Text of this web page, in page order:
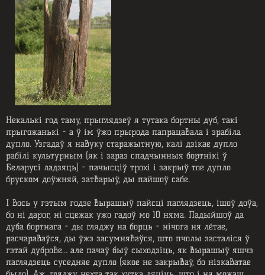
Некалькі год таму, прыглядзеў я тутака бортны дуб, такі
прыгожанькі - а ў ім ўжо прырода папрацавала і зрабіла
дупло. Узгадаў я навуку старажытную, калі дзікае дупло
рабілі культурным (як і зараз спадчынныя бортнікі ў
Беларусі ладзяць) - пачысціў трохі і закрыў тое дупло
бруском доўжняй, затварыў, ды пайшоў сабе.
І вось у гэтым годзе вырашыў пайсці паглядзець, ішоў доўа,
бо ні дарог, ні сцежак ужо гадоў мо 10 няма. Падыйшоў да
дуба бортнага - ды гляджу на борць - нічога ня лётае,
расчараваўся, ды ўжэ засумняваўся, што пчолы засталіся ў
гэтай дуброве… але пачаў быў сыходзіць, як вырашыў яшчэ
паглядзець суседняе дупло (якое не закрываў, бо нізкаватае